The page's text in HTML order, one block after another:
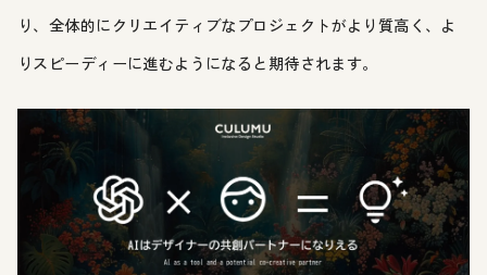
り、全体的にクリエイティブなプロジェクトがより質高く、よ
りスピーディーに進むようになると期待されます。